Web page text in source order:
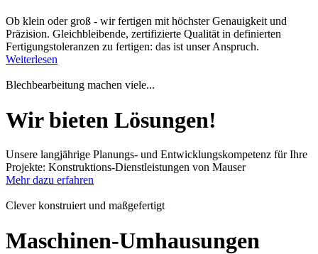
Ob klein oder groß - wir fertigen mit höchster Genauigkeit und
Präzision. Gleichbleibende, zertifizierte Qualität in definierten
Fertigungstoleranzen zu fertigen: das ist unser Anspruch.
Weiterlesen
Blechbearbeitung machen viele...
Wir bieten Lösungen!
Unsere langjährige Planungs- und Entwicklungskompetenz für Ihre
Projekte: Konstruktions-Dienstleistungen von Mauser
Mehr dazu erfahren
Clever konstruiert und maßgefertigt
Maschinen-Umhausungen